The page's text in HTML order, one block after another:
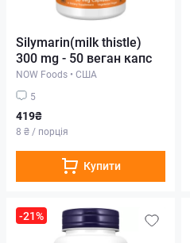
Silymarin(milk thistle)
300 mg - 50 веган капс
NOW Foods • США
5
419₴
8 ₴ / порція
Купити
-21%